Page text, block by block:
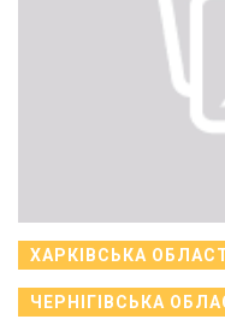
ХАРКІВСЬКА
ЧЕРНІГІВСЬКА